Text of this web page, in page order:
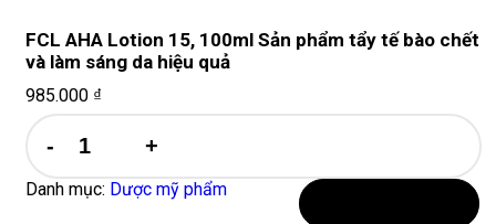
FCL AHA Lotion 15, 100ml Sản phẩm tẩy tế bào chết
và làm sáng da hiệu quả
985.000 ₫
AHA
15,
Danh mục: Dược mỹ phẩm